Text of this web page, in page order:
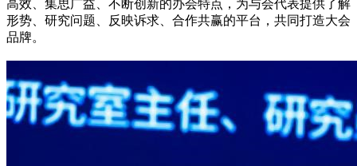
高效、集思广益、不断创新的办会特点，为与会代表提供了解
形势、研究问题、反映诉求、合作共赢的平台，共同打造大会
品牌。